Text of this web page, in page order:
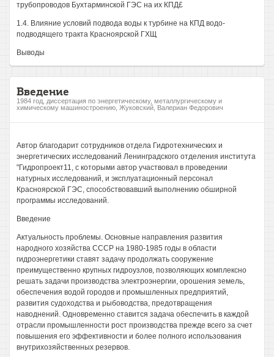
трубопроводов Бухтарминской ГЭС на их КПД£
1.4. Влияние условий подвода воды к турбине на КПД водо-
подводящего тракта Красноярской ГХЩ
Выводы
Введение
1984 год, диссертация по энергетическому, металлургическому и
химическому машиностроению, Жуковский, Валериан Федорович
Автор благодарит сотрудников отдела Гидротехнических и
энергетических исследований Ленинградского отделения института
"Гидропроект11, с которыми автор участвовал в проведении
натурных исследований, и эксплуатационный персонал
Красноярской ГЭС, способствовавший выполнению обширной
программы исследований.
Введение
Актуальность проблемы. Основные направления развития
народного хозяйства СССР на 1980-1985 годы в области
гидроэнергетики ставят задачу продолжать сооружение
преимущественно крупных гидроузлов, позволяющих комплексно
решать задачи производства электроэнергии, орошения земель,
обеспечения водой городов и промышленных предприятий,
развития судоходства и рыбоводства, предотвращения
наводнений. Одновременно ставится задача обеспечить в каждой
отрасли промышленности рост производства прежде всего за счет
повышения его эффективности и более полного использования
внутрихозяйственных резервов.